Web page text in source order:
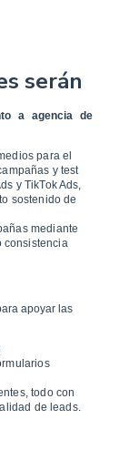
serán
a agencia de
para el
y test
y TikTok Ads,
sostenido de
mediante
consistencia
apoyar las
todo con
de leads.